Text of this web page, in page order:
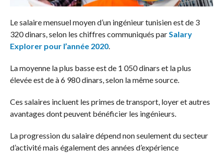
Le salaire mensuel moyen d’un ingénieur tunisien est de 3
320 dinars, selon les chiffres communiqués parSalary
Explorer pour l’année 2020.
La moyenne la plus basse est de 1 050 dinars et la plus
élevée est de à 6 980 dinars, selon la même source.
Ces salaires incluent les primes de transport, loyer et autres
avantages dont peuvent bénéficier les ingénieurs.
La progression du salaire dépend non seulement du secteur
d’activité mais également des années d’expérience